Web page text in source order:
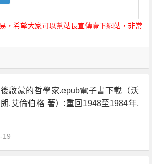
，希望大家可以幫站長宣傳壹下網站，非常
啟蒙的哲學家.epub電子書下載（沃
.艾倫伯格 著）:重回1948至1984年,
19